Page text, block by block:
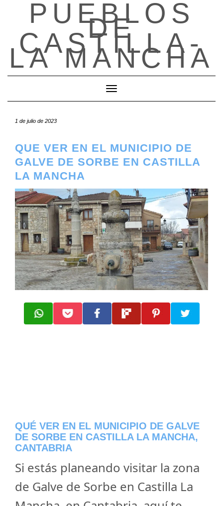
PUEBLOS
DE
CASTILLA-
LA MANCHA
Cambiar modo de navegación
1 de julio de 2023
QUE VER EN EL MUNICIPIO DE
GALVE DE SORBE EN CASTILLA
LA MANCHA
QUÉ VER EN EL MUNICIPIO DE GALVE
DE SORBE EN CASTILLA LA MANCHA,
CANTABRIA
Si estás planeando visitar la zona
de Galve de Sorbe en Castilla La